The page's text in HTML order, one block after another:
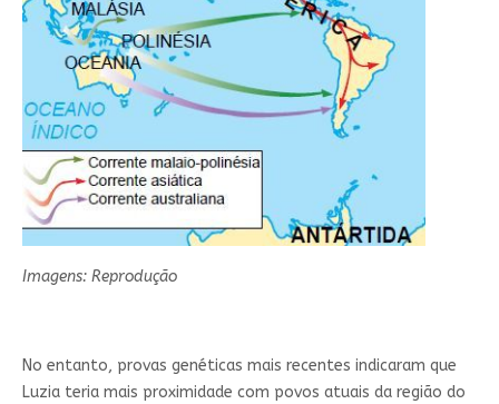
Imagens: Reprodução
No entanto, provas genéticas mais recentes indicaram que
Luzia teria mais proximidade com povos atuais da região do